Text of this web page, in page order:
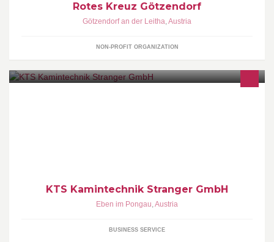
Rotes Kreuz Götzendorf
Götzendorf an der Leitha,Austria
NON-PROFIT ORGANIZATION
KTS Kamintechnik Stranger GmbH
Eben im Pongau,Austria
BUSINESS SERVICE